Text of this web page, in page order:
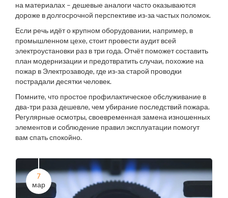
на материалах – дешевые аналоги часто оказываются
дороже в долгосрочной перспективе из‑за частых поломок.
Если речь идёт о крупном оборудовании, например, в
промышленном цехе, стоит провести аудит всей
электроустановки раз в три года. Отчёт поможет составить
план модернизации и предотвратить случаи, похожие на
пожар в Электрозаводе, где из‑за старой проводки
пострадали десятки человек.
Помните, что простое профилактическое обслуживание в
два‑три раза дешевле, чем убирание последствий пожара.
Регулярные осмотры, своевременная замена изношенных
элементов и соблюдение правил эксплуатации помогут
вам спать спокойно.
7
мар